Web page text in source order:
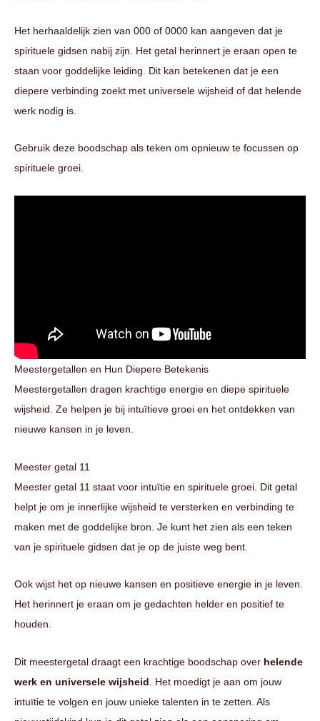
Het herhaaldelijk zien van 000 of 0000 kan aangeven dat je
spirituele gidsen nabij zijn. Het getal herinnert je eraan open te
staan voor goddelijke leiding. Dit kan betekenen dat je een
diepere verbinding zoekt met universele wijsheid of dat helende
werk nodig is.
Gebruik deze boodschap als teken om opnieuw te focussen op
spirituele groei.
Meestergetallen en Hun Diepere Betekenis
Meestergetallen dragen krachtige energie en diepe spirituele
wijsheid. Ze helpen je bij intuïtieve groei en het ontdekken van
nieuwe kansen in je leven.
Meester getal 11
Meester getal 11 staat voor intuïtie en spirituele groei. Dit getal
helpt je om je innerlijke wijsheid te versterken en verbinding te
maken met de goddelijke bron. Je kunt het zien als een teken
van je spirituele gidsen dat je op de juiste weg bent.
Ook wijst het op nieuwe kansen en positieve energie in je leven.
Het herinnert je eraan om je gedachten helder en positief te
houden.
Dit meestergetal draagt een krachtige boodschap over helende
werk en universele wijsheid . Het moedigt je aan om jouw
intuïtie te volgen en jouw unieke talenten in te zetten. Als